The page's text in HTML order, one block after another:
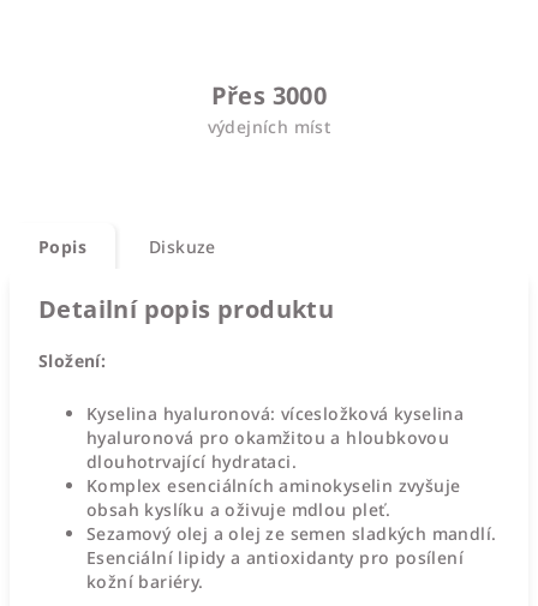
Přes 3000
výdejních míst
Popis Diskuze
Detailní popis produktu
Složení:
Kyselina hyaluronová: vícesložková kyselina
hyaluronová pro okamžitou a hloubkovou
dlouhotrvající hydrataci.
Komplex esenciálních aminokyselin zvyšuje
obsah kyslíku a oživuje mdlou pleť.
Sezamový olej a olej ze semen sladkých mandlí.
Esenciální lipidy a antioxidanty pro posílení
kožní bariéry.